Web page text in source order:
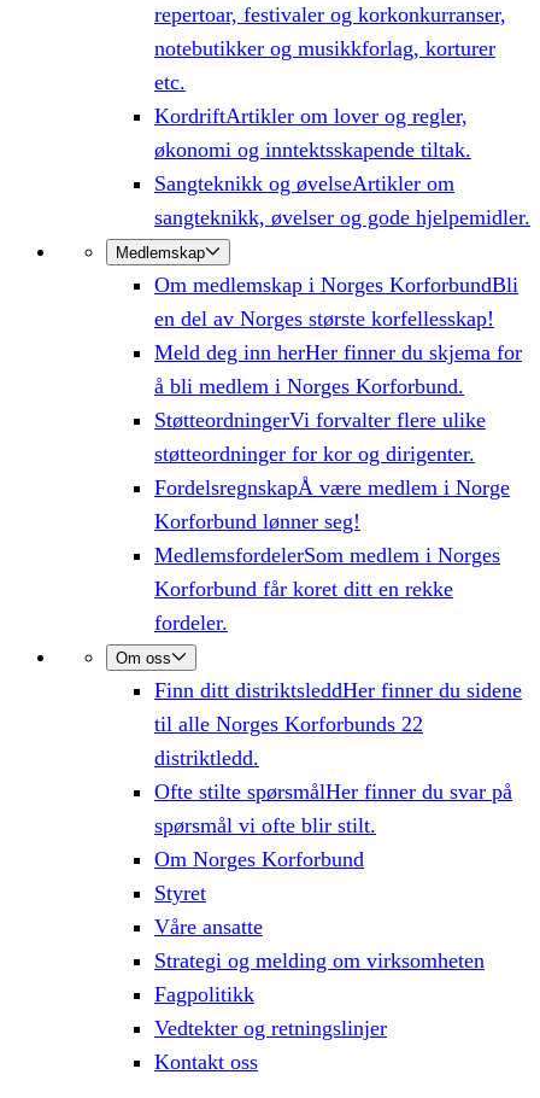
repertoar, festivaler og korkonkurranser,
notebutikker og musikkforlag, korturer
etc.
KordriftArtikler om lover og regler,
økonomi og inntektsskapende tiltak.
Sangteknikk og øvelseArtikler om
sangteknikk, øvelser og gode hjelpemidler.
Medlemskap
Om medlemskap i Norges KorforbundBli
en del av Norges største korfellesskap!
Meld deg inn herHer finner du skjema for
å bli medlem i Norges Korforbund.
StøtteordningerVi forvalter flere ulike
støtteordninger for kor og dirigenter.
FordelsregnskapÅ være medlem i Norge
Korforbund lønner seg!
MedlemsfordelerSom medlem i Norges
Korforbund får koret ditt en rekke
fordeler.
Om oss
Finn ditt distriktsleddHer finner du sidene
til alle Norges Korforbunds 22
distriktledd.
Ofte stilte spørsmålHer finner du svar på
spørsmål vi ofte blir stilt.
Om Norges Korforbund
Styret
Våre ansatte
Strategi og melding om virksomheten
Fagpolitikk
Vedtekter og retningslinjer
Kontakt oss